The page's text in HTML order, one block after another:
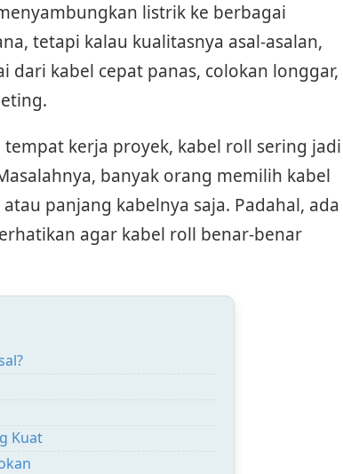
listrik ke berbagai
tetapi kalau kualitasnya asal-asalan,
dari kabel cepat panas, colokan longgar,
kerja proyek, kabel roll sering jadi
banyak orang memilih kabel
panjang kabelnya saja. Padahal, ada
agar kabel roll benar-benar
Kuat